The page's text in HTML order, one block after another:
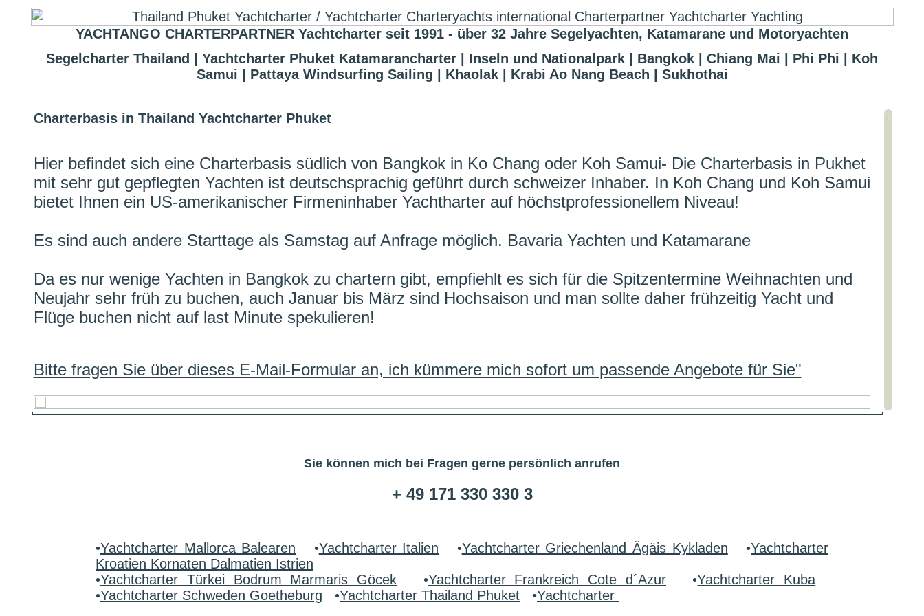
YACHTANGO CHARTERPARTNER Yachtcharter seit 1991 - über 32 Jahre Segelyachten, Katamarane und Motoryachten
Segelcharter Thailand | Yachtcharter Phuket Katamarancharter | Inseln und Nationalpark | Bangkok | Chiang Mai | Phi Phi | Koh
Samui | Pattaya Windsurfing Sailing | Khaolak | Krabi Ao Nang Beach | Sukhothai
Charterbasis in Thailand Yachtcharter Phuket
Hier befindet sich eine Charterbasis südlich von Bangkok in Ko Chang oder Koh Samui- Die Charterbasis in Pukhet
mit sehr gut gepflegten Yachten ist deutschsprachig geführt durch schweizer Inhaber. In Koh Chang und Koh Samui
bietet Ihnen ein US-amerikanischer Firmeninhaber Yachtharter auf höchstprofessionellem Niveau!
Es sind auch andere Starttage als Samstag auf Anfrage möglich. Bavaria Yachten und Katamarane
Da es nur wenige Yachten in Bangkok zu chartern gibt, empfiehlt es sich für die Spitzentermine Weihnachten und
Neujahr sehr früh zu buchen, auch Januar bis März sind Hochsaison und man sollte daher frühzeitig Yacht und
Flüge buchen nicht auf last Minute spekulieren!
Bitte fragen Sie über dieses E-Mail-Formular an, ich kümmere mich sofort um passende Angebote für Sie"
Sie können mich bei Fragen gerne persönlich anrufen
+ 49 171 330 330 3
•Yachtcharter Mallorca Balearen •Yachtcharter Italien •Yachtcharter Griechenland Ägäis Kykladen •Yachtcharter
Kroatien Kornaten Dalmatien Istrien
•Yachtcharter Türkei Bodrum Marmaris Göcek •Yachtcharter Frankreich Cote d´Azur •Yachtcharter Kuba
•Yachtcharter Schweden Goetheburg •Yachtcharter Thailand Phuket •Yachtcharter